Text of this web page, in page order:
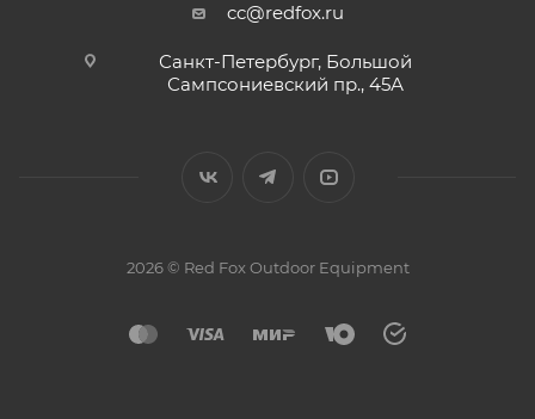
cc@redfox.ru
Санкт-Петербург, Большой
Сампсониевский пр., 45А
2026 © Red Fox Outdoor Equipment